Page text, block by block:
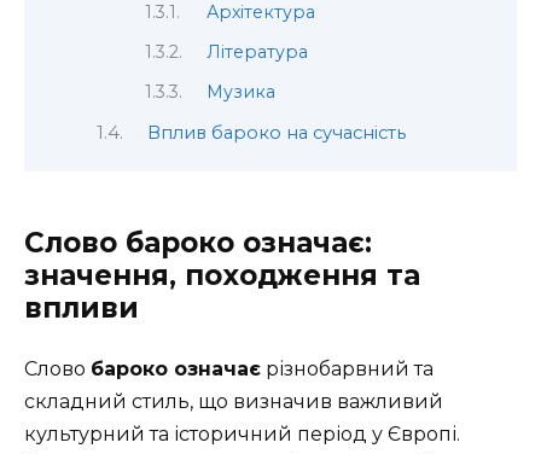
Архітектура
Література
Музика
Вплив бароко на сучасність
Слово бароко означає:
значення, походження та
впливи
Слово бароко означає різнобарвний та
складний стиль, що визначив важливий
культурний та історичний період у Європі.